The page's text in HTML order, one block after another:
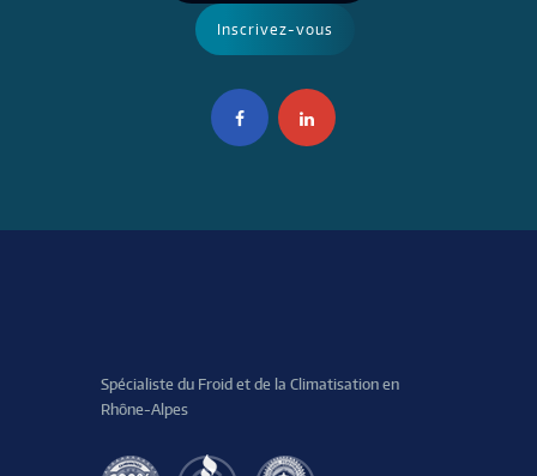
Spécialiste du Froid et de la Climatisation en
Rhône-Alpes